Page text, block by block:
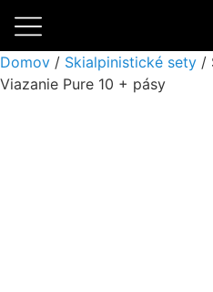
Domov / Skialpinistické sety /
Viazanie Pure 10 + pásy